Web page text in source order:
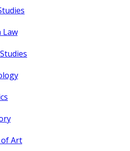
Law
Art